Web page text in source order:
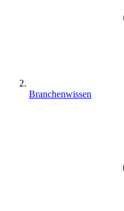
Branchenwissen